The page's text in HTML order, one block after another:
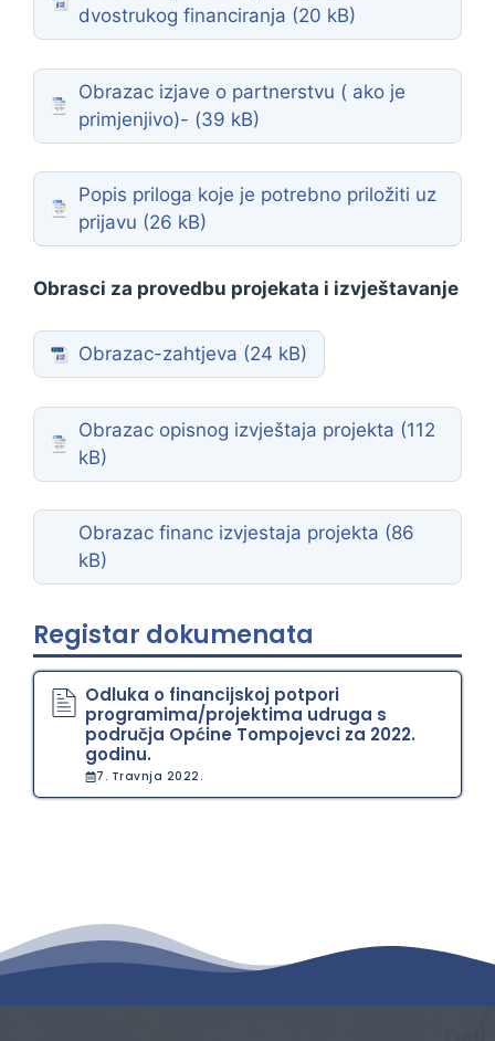
dvostrukog financiranja
Obrazac izjave o partnerstvu ( ako je
primjenjivo)-
Popis priloga koje je potrebno priložiti uz
prijavu
Obrasci za provedbu projekata i izvještavanje
Obrazac-zahtjeva
Obrazac opisnog izvještaja projekta
Obrazac financ izvjestaja projekta
Registar dokumenata
Odluka o financijskoj potpori
programima/projektima udruga s
područja Općine Tompojevci za 2022.
godinu.
7. Travnja 2022.